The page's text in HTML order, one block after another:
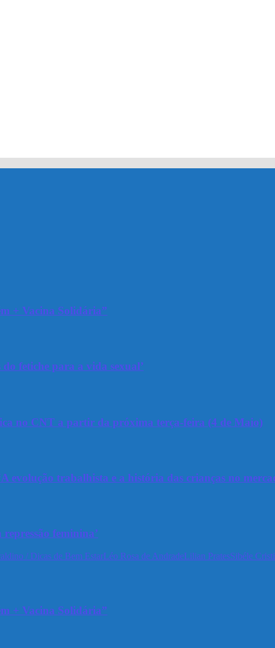
+ Vacina Solidária”
fetiche para a vida sexual’
no CNT a partir da próxima terça-feira (4 de Maio)
evolução trabalhista e a história das crianças no
feminina’
/ Dicas de Bem EstarLéo Rosa de AndradeLilian PratesSibéle
+ Vacina Solidária”